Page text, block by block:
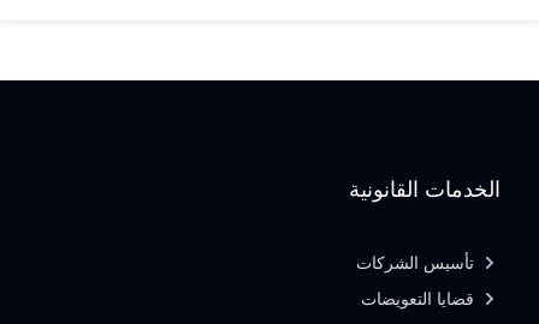
الخدمات القانونية
تأسيس الشركات
قضايا التعويضات